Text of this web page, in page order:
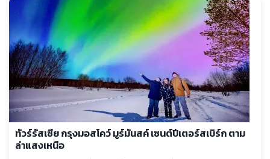
ทัวร์รัสเซีย กรุงมอสโคว์ มูร์มันสค์ เซนต์ปีเตอร์สเบิร์ก ตาม
ล่าแสงเหนือ